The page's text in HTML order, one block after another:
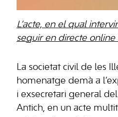
L’acte, en el qual
seguir en directe online
La societat civil de les
homenatge demà a
i exsecretari general del
Antich, en un acte